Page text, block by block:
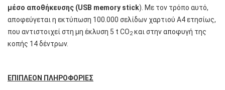
μέσο αποθήκευσης (USB memory stick). Με τον τρόπο αυτό,
αποφεύγεται η εκτύπωση 100.000 σελίδων χαρτιού Α4 ετησίως,
που αντιστοιχεί στη μη έκλυση 5 t CO2 και στην αποφυγή της
κοπής 14 δέντρων.
ΕΠΙΠΛΕΟΝ ΠΛΗΡΟΦΟΡΙΕΣ